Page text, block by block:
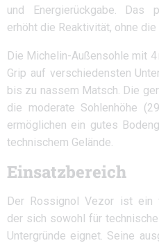
und Energierückgabe. Das
erhöht die Reaktivität, ohne
Die Michelin-Außensohle mit
Grip auf verschiedensten
bis zu nassem Matsch. Die
die moderate Sohlenhöhe
ermöglichen ein gutes
technischem Gelände.​
Einsatzbereich
Der Rossignol Vezor ist ein
der sich sowohl für
Untergründe eignet. Seine